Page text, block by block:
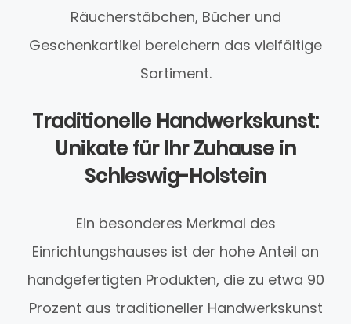
Räucherstäbchen, Bücher und
Geschenkartikel bereichern das vielfältige
Sortiment.
Traditionelle Handwerkskunst:
Unikate für Ihr Zuhause in
Schleswig-Holstein
Ein besonderes Merkmal des
Einrichtungshauses ist der hohe Anteil an
handgefertigten Produkten, die zu etwa 90
Prozent aus traditioneller Handwerkskunst